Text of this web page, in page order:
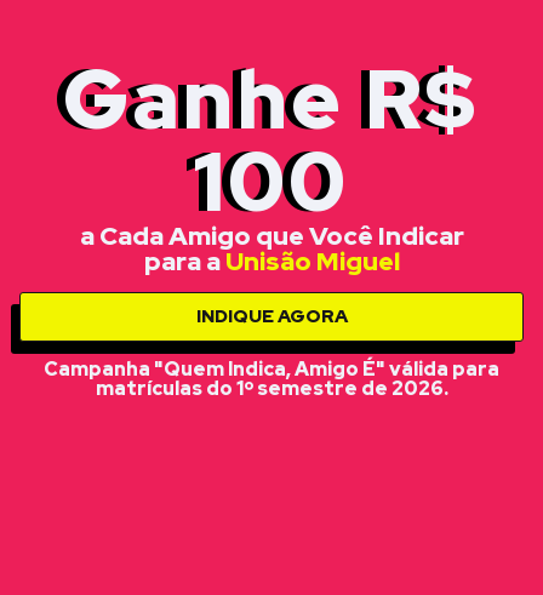
Ganhe R$
100
a Cada Amigo que Você Indicar
para aUnisão Miguel
INDIQUE AGORA
Campanha "Quem Indica, Amigo É" válida para
matrículas do 1º semestre de 2026.